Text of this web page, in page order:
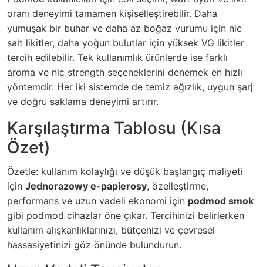
oranı deneyimi tamamen kişiselleştirebilir. Daha
yumuşak bir buhar ve daha az boğaz vurumu için nic
salt likitler, daha yoğun bulutlar için yüksek VG likitler
tercih edilebilir. Tek kullanımlık ürünlerde ise farklı
aroma ve nic strength seçeneklerini denemek en hızlı
yöntemdir. Her iki sistemde de temiz ağızlık, uygun şarj
ve doğru saklama deneyimi artırır.
Karşılaştırma Tablosu (Kısa
Özet)
Özetle: kullanım kolaylığı ve düşük başlangıç maliyeti
için Jednorazowy e-papierosy, özelleştirme,
performans ve uzun vadeli ekonomi için podmod smok
gibi podmod cihazlar öne çıkar. Tercihinizi belirlerken
kullanım alışkanlıklarınızı, bütçenizi ve çevresel
hassasiyetinizi göz önünde bulundurun.